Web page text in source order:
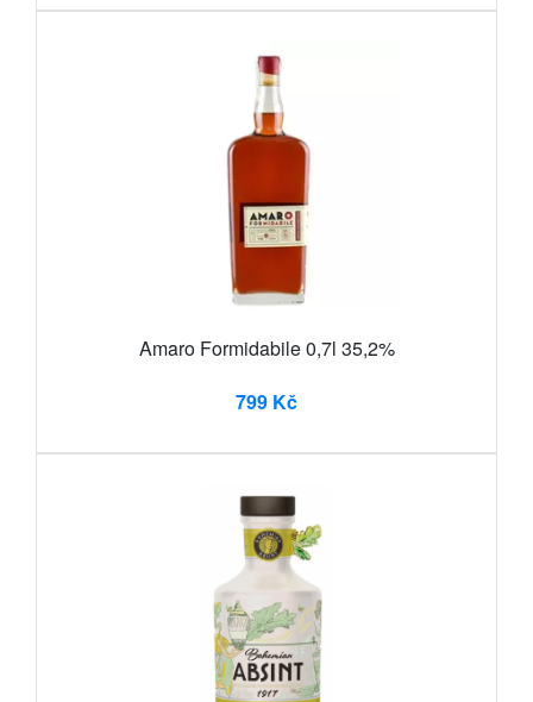
Amaro Formidabile 0,7l 35,2%
799 Kč